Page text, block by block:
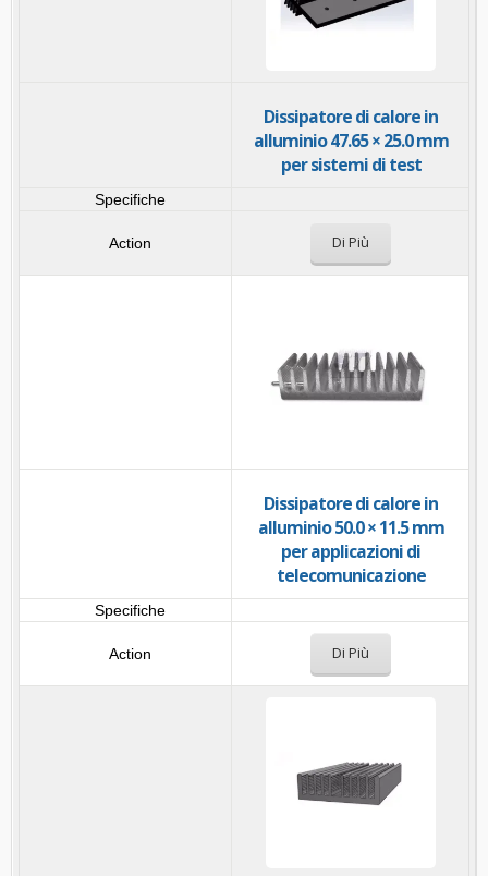
Dissipatore di calore in
alluminio 47.65 × 25.0 mm
per sistemi di test
Di Più
Dissipatore di calore in
alluminio 50.0 × 11.5 mm
per applicazioni di
telecomunicazione
Di Più